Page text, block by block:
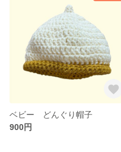
ベビー どんぐり帽子
900円